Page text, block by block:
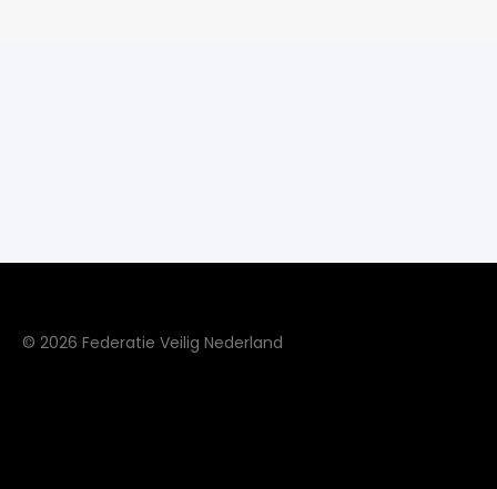
© 2026 Federatie Veilig Nederland